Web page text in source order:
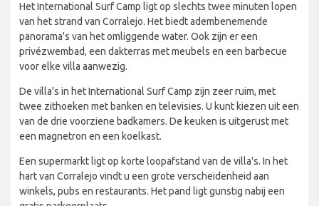
Het International Surf Camp ligt op slechts twee minuten lopen
van het strand van Corralejo. Het biedt adembenemende
panorama's van het omliggende water. Ook zijn er een
privézwembad, een dakterras met meubels en een barbecue
voor elke villa aanwezig.
De villa's in het International Surf Camp zijn zeer ruim, met
twee zithoeken met banken en televisies. U kunt kiezen uit een
van de drie voorziene badkamers. De keuken is uitgerust met
een magnetron en een koelkast.
Een supermarkt ligt op korte loopafstand van de villa's. In het
hart van Corralejo vindt u een grote verscheidenheid aan
winkels, pubs en restaurants. Het pand ligt gunstig nabij een